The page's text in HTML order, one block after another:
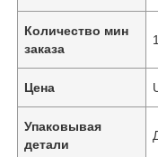
Количество мин
заказа
Цена
Упаковывая
детали